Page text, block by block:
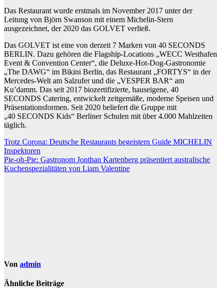
Das Restaurant wurde erstmals im November 2017 unter der
Leitung von Björn Swanson mit einem Michelin-Stern
ausgezeichnet, der 2020 das GOLVET verließ.
Das GOLVET ist eine von derzeit 7 Marken von 40 SECONDS
BERLIN. Dazu gehören die Flagship-Locations „WECC Westhafen
Event & Convention Center“, die Deluxe-Hot-Dog-Gastronomie
„The DAWG“ im Bikini Berlin, das Restaurant „FORTYS“ in der
Mercedes-Welt am Salzufer und die „VESPER BAR“ am
Ku’damm. Das seit 2017 biozertifizierte, hauseigene, 40
SECONDS Catering, entwickelt zeitgemäße, moderne Speisen und
Präsentationsformen. Seit 2020 beliefert die Gruppe mit
„40 SECONDS Kids“ Berliner Schulen mit über 4.000 Mahlzeiten
täglich.
Beitragsnavigation
Trotz Corona: Deutsche Restaurants begeistern Guide MICHELIN
Inspektoren
Pie-oh-Pie: Gastronom Jonthan Kartenberg präsentiert australische
Kuchenspezialitäten von Liam Valentine
Von admin
Ähnliche Beiträge